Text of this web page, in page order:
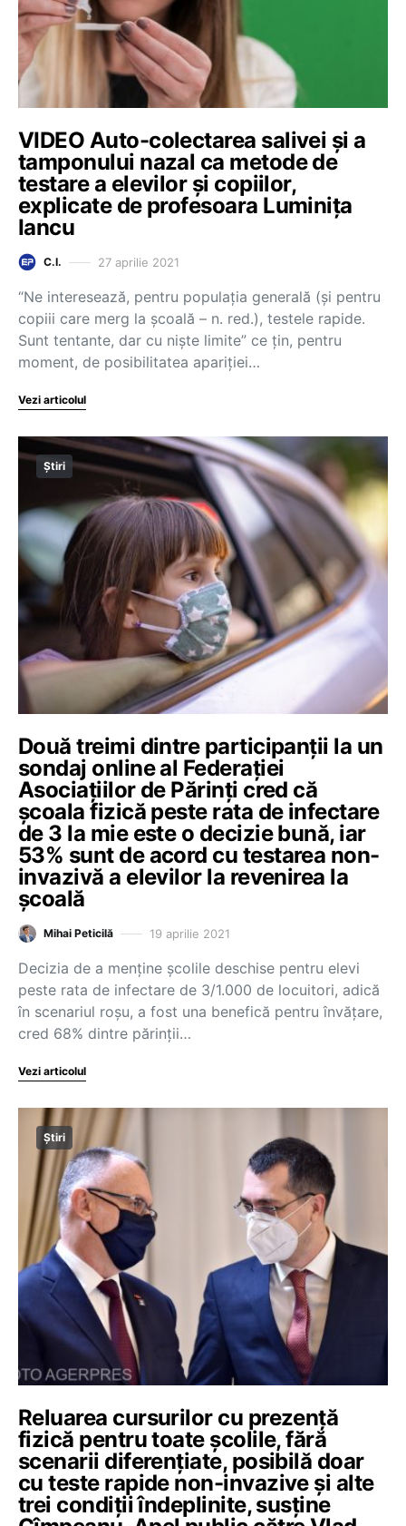
VIDEO Auto-colectarea salivei și a
tamponului nazal ca metode de
testare a elevilor și copiilor,
explicate de profesoara Luminița
Iancu
C.I. 27 aprilie 2021
“Ne interesează, pentru populația generală (și pentru
copiii care merg la școală – n. red.), testele rapide.
Sunt tentante, dar cu niște limite” ce țin, pentru
moment, de posibilitatea apariției…
Vezi articolul
Știri
Două treimi dintre participanții la un
sondaj online al Federației
Asociațiilor de Părinți cred că
școala fizică peste rata de infectare
de 3 la mie este o decizie bună, iar
53% sunt de acord cu testarea non-
invazivă a elevilor la revenirea la
școală
Mihai Peticilă 19 aprilie 2021
Decizia de a menține școlile deschise pentru elevi
peste rata de infectare de 3/1.000 de locuitori, adică
în scenariul roșu, a fost una benefică pentru învățare,
cred 68% dintre părinții…
Vezi articolul
Știri
Reluarea cursurilor cu prezență
fizică pentru toate școlile, fără
scenarii diferențiate, posibilă doar
cu teste rapide non-invazive și alte
trei condiții îndeplinite, susține